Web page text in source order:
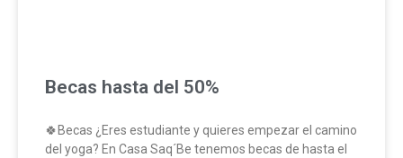
Becas hasta del 50%
🍀Becas ¿Eres estudiante y quieres empezar el camino
del yoga? En Casa Saq´Be tenemos becas de hasta el